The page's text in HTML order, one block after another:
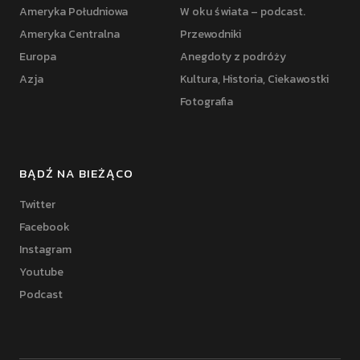
Ameryka Południowa
Ameryka Centralna
Europa
Azja
W oku świata – podcast.
Przewodniki
Anegdoty z podróży
Kultura, Historia, Ciekawostki
Fotografia
BĄDŹ NA BIEŻĄCO
Twitter
Facebook
Instagram
Youtube
Podcast